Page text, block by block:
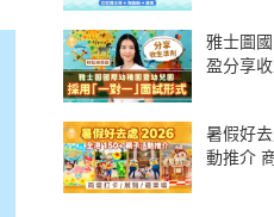
雅士圖
盈分享
暑假好
動推介